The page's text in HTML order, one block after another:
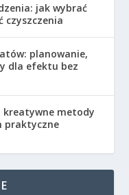
jak wybrać
czyszczenia
planowanie,
dla efektu bez
kreatywne metody
praktyczne